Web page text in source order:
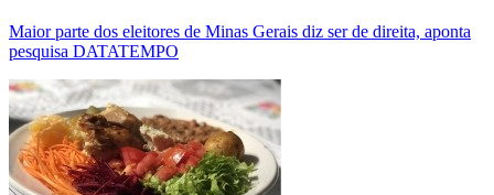
Maior parte dos eleitores de Minas Gerais diz ser de direita, aponta
pesquisa DATATEMPO